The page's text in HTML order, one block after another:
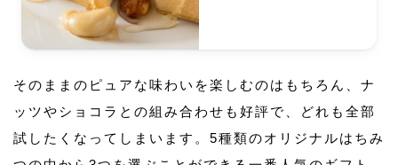
そのままのピュアな味わいを楽しむのはもちろん、ナ
ッツやショコラとの組み合わせも好評で、どれも全部
試したくなってしまいます。5種類のオリジナルはちみ